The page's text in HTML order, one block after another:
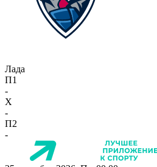
Лада
П1
-
X
-
П2
-